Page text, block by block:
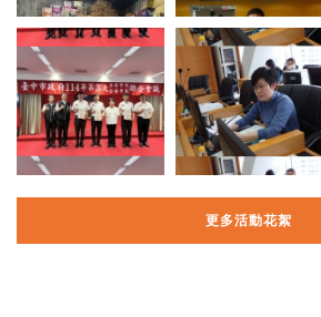
更多活動花絮